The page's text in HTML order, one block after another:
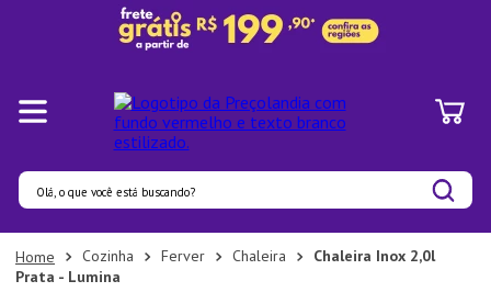
Olá, o que você está buscando?
Cozinha Ferver Chaleira
Chaleira Inox 2,0l
Prata - Lumina
Termos mais buscados
1º
Panelas